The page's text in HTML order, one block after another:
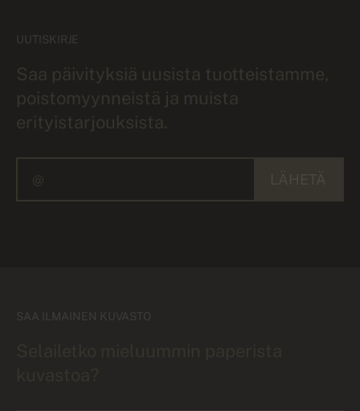
UUTISKIRJE
Saa päivityksiä uusista tuotteistamme,
poistomyynneistä ja muista
erityistarjouksista.
SAA ILMAINEN KUVASTO